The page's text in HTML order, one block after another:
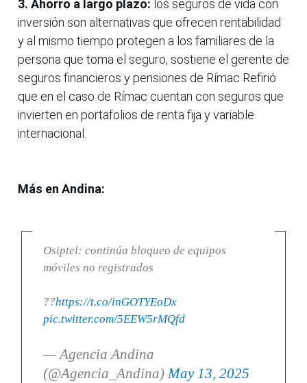
3. Ahorro a largo plazo: los seguros de vida con
inversión son alternativas que ofrecen rentabilidad
y al mismo tiempo protegen a los familiares de la
persona que toma el seguro, sostiene el gerente de
seguros financieros y pensiones de Rímac Refirió
que en el caso de Rímac cuentan con seguros que
invierten en portafolios de renta fija y variable
internacional.
Más en Andina:
Osiptel: continúa bloqueo de equipos
móviles no registrados
??https://t.co/inGOTYEoDx
pic.twitter.com/5EEW5rMQfd
— Agencia Andina
(@Agencia_Andina) May 13, 2025